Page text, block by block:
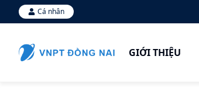
Cá nhân
GIỚI THIỆU